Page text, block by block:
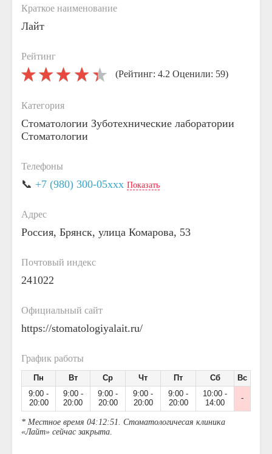
Краткое наименование
Лайт
Рейтинг
(Рейтинг: 4.2 Оценили: 59)
Категория
Стоматологии Зуботехнические лаборатории
Стоматологии
Телефоны
📞 +7 (980) 300-05xxx Показать
Адрес
Россия, Брянск, улица Комарова, 53
Почтовый индекс
241022
Официальный сайт
https://stomatologiyalait.ru/
График работы
Пн Вт Ср Чт Пт Сб
Вс
9:00 -
20:00
9:00 -
20:00
9:00 -
20:00
9:00 -
20:00
9:00 -
20:00
10:00 -
14:00
-
* Местное время 04:12:51. Стоматологичесая клиника
«Лайт» сейчас закрыта.